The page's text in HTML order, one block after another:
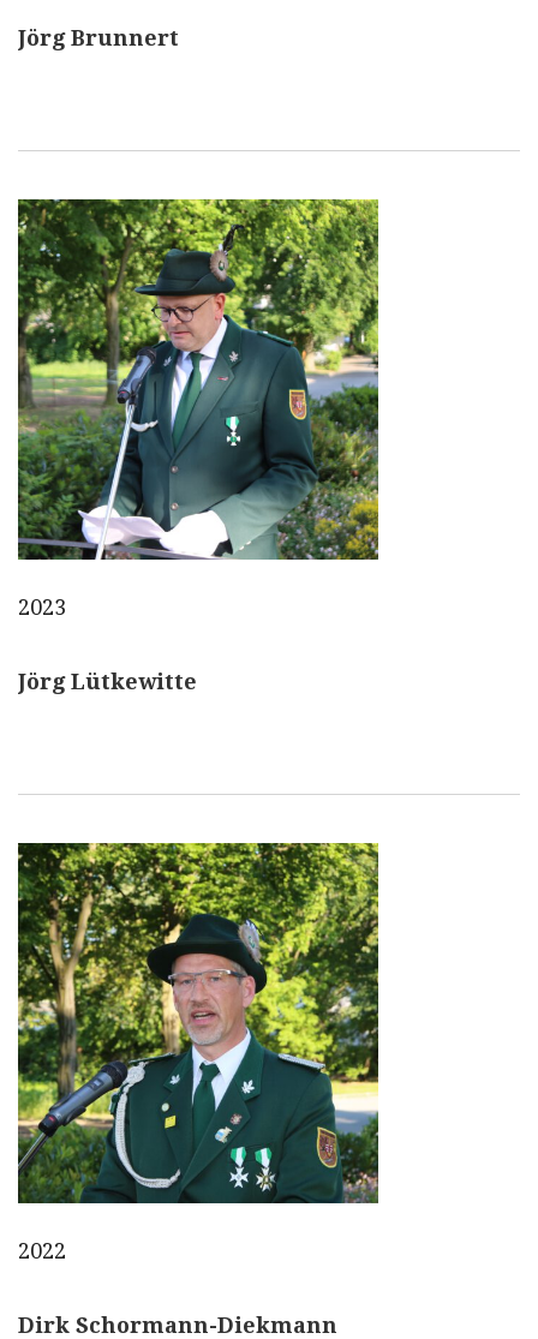
Jörg Brunnert
2023
Jörg Lütkewitte
2022
Dirk Schormann-Diekmann